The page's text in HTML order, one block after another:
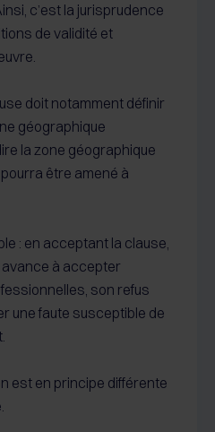
c’est la jurisprudence
de validité et
doit notamment définir
géographique
la zone géographique
être amené à
: en acceptant la clause,
avance à accepter
son refus
une faute susceptible de
est en principe différente